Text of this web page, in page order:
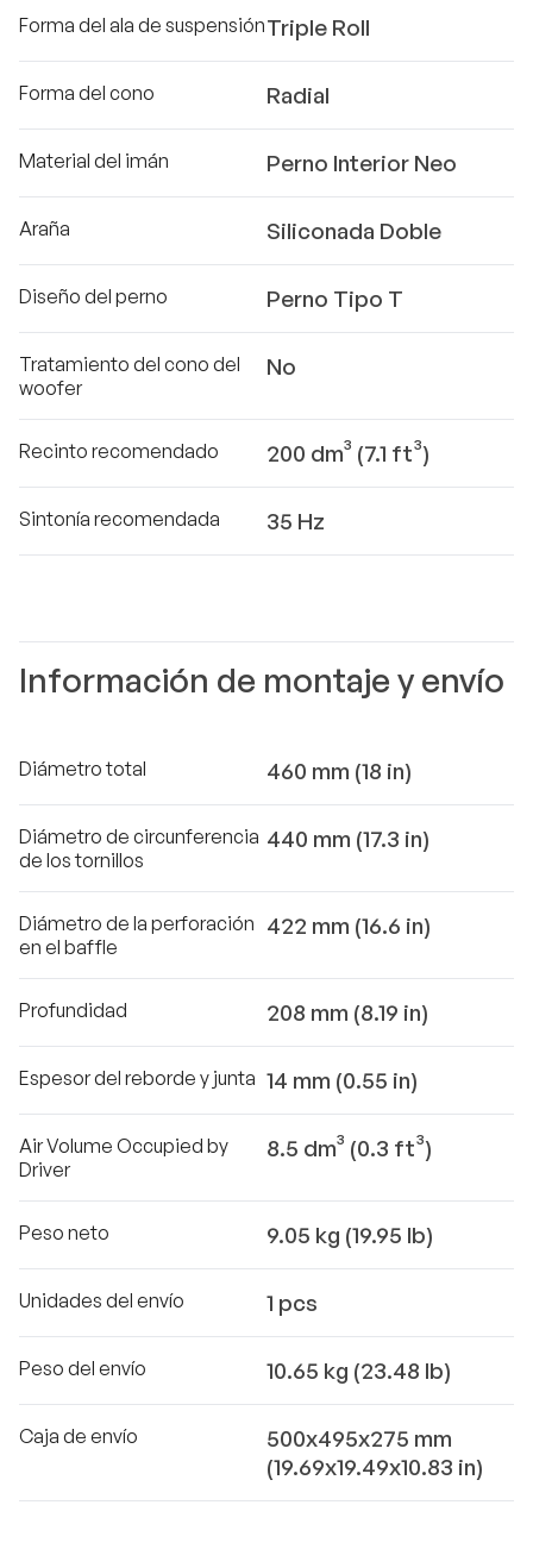
Forma del ala de suspensiónTriple Roll
Forma del cono Radial
Material del imán Perno Interior Neo
Araña Siliconada Doble
Diseño del perno Perno Tipo T
Tratamiento del cono del
woofer
No
Recinto recomendado 200 dm³ (7.1 ft³)
Sintonía recomendada 35 Hz
Información de montaje y envío
Diámetro total 460 mm (18 in)
Diámetro de circunferencia
de los tornillos
440 mm (17.3 in)
Diámetro de la perforación
en el baffle
422 mm (16.6 in)
Profundidad 208 mm (8.19 in)
Espesor del reborde y junta 14 mm (0.55 in)
Air Volume Occupied by
Driver
8.5 dm³ (0.3 ft³)
Peso neto 9.05 kg (19.95 lb)
Unidades del envío 1 pcs
Peso del envío 10.65 kg (23.48 lb)
Caja de envío
500x495x275 mm
(19.69x19.49x10.83 in)